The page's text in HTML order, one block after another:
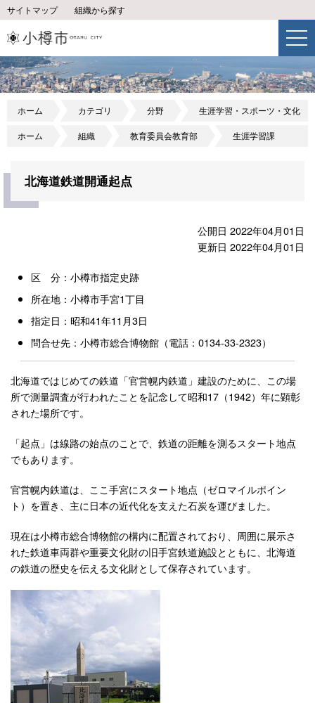
サイトマップ 組織から探す
ホーム カテゴリ 分野 生涯学習・スポーツ・文化
ホーム 組織 教育委員会教育部 生涯学習課
北海道鉄道開通起点
公開日 2022年04月01日
更新日 2022年04月01日
区 分：小樽市指定史跡
所在地：小樽市手宮1丁目
指定日：昭和41年11月3日
問合せ先：小樽市総合博物館（電話：0134-33-2323）
北海道ではじめての鉄道「官営幌内鉄道」建設のために、この場
所で測量調査が行われたことを記念して昭和17（1942）年に顕彰
された場所です。
「起点」は線路の始点のことで、鉄道の距離を測るスタート地点
でもあります。
官営幌内鉄道は、ここ手宮にスタート地点（ゼロマイルポイン
ト）を置き、主に日本の近代化を支えた石炭を運びました。
現在は小樽市総合博物館の構内に配置されており、周囲に展示さ
れた鉄道車両群や重要文化財の旧手宮鉄道施設とともに、北海道
の鉄道の歴史を伝える文化財として保存されています。